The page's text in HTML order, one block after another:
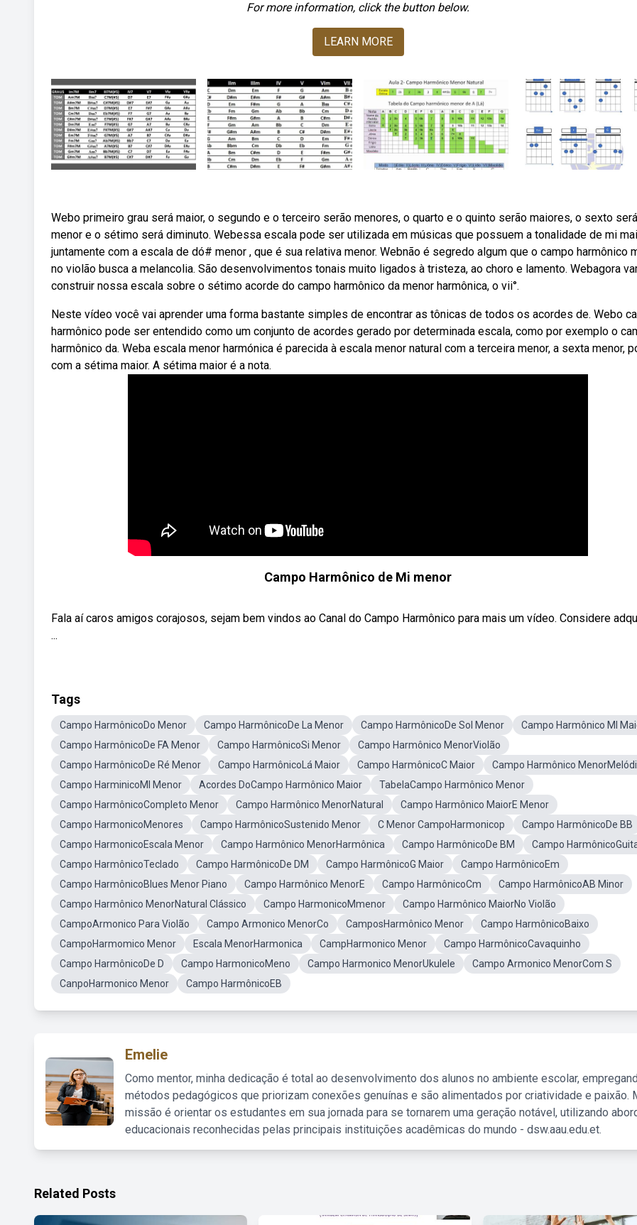
For more information, click the button below.
LEARN MORE
Webo primeiro grau será maior, o segundo e o terceiro serão menores, o quarto e o quinto serão maiores, o sexto será
menor e o sétimo será diminuto. Webessa escala pode ser utilizada em músicas que possuem a tonalidade de mi
juntamente com a escala de dó# menor , que é sua relativa menor. Webnão é segredo algum que o campo harmônico
no violão busca a melancolia. São desenvolvimentos tonais muito ligados à tristeza, ao choro e lamento. Webagora
construir nossa escala sobre o sétimo acorde do campo harmônico da menor harmônica, o vii°.
Neste vídeo você vai aprender uma forma bastante simples de encontrar as tônicas de todos os acordes de. Webo
harmônico pode ser entendido como um conjunto de acordes gerado por determinada escala, como por exemplo o
harmônico da. Weba escala menor harmónica é parecida à escala menor natural com a terceira menor, a sexta menor,
com a sétima maior. A sétima maior é a nota.
Campo Harmônico de Mi menor
Fala aí caros amigos corajosos, sejam bem vindos ao Canal do Campo Harmônico para mais um vídeo. Considere
...
Tags
Campo HarmônicoDo Menor Campo HarmônicoDe La Menor Campo HarmônicoDe Sol Menor
Campo Harmônico MI
Campo HarmônicoDe FA Menor
Campo HarmônicoSi Menor
Campo Harmônico MenorViolão
Campo HarmônicoDe Ré Menor
Campo HarmônicoLá Maior Campo HarmônicoC Maior
Campo Harmônico
Campo HarminicoMI Menor
Acordes DoCampo Harmônico Maior
TabelaCampo Harmônico Menor
Campo HarmônicoCompleto Menor
Campo Harmônico MenorNatural
Campo Harmônico MaiorE Menor
Campo HarmonicoMenores
Campo HarmônicoSustenido Menor C Menor CampoHarmonicop
Campo HarmônicoDe BB
Campo HarmonicoEscala Menor
Campo Harmônico MenorHarmônica Campo HarmônicoDe BM
Campo
Campo HarmônicoTeclado
Campo HarmônicoDe DM Campo HarmônicoG Maior
Campo HarmônicoEm
Campo HarmônicoBlues Menor Piano
Campo Harmônico MenorE Campo HarmônicoCm
Campo HarmônicoAB Minor
Campo Harmônico MenorNatural Clássico
Campo HarmonicoMmenor
Campo Harmônico MaiorNo Violão
CampoArmonico Para Violão
Campo Armonico MenorCo CamposHarmônico Menor
Campo HarmônicoBaixo
CampoHarmomico Menor
Escala MenorHarmonica CampHarmonico Menor
Campo HarmônicoCavaquinho
Campo HarmônicoDe D
Campo HarmonicoMeno Campo Harmonico MenorUkulele
Campo Armonico MenorCom S
CanpoHarmonico Menor
Campo HarmônicoEB
Emelie
Como mentor, minha dedicação é total ao desenvolvimento dos alunos no ambiente escolar,
métodos pedagógicos que priorizam conexões genuínas e são alimentados por criatividade e paixão.
missão é orientar os estudantes em sua jornada para se tornarem uma geração notável, utilizando
educacionais reconhecidas pelas principais instituições acadêmicas do mundo - dsw.aau.edu.et.
Related Posts